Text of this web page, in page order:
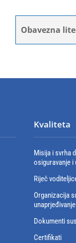
Obavezna
Kvaliteta
Misija i svrha
osiguravanje i
Riječ
Organizacija
Dokumenti
Certifikati